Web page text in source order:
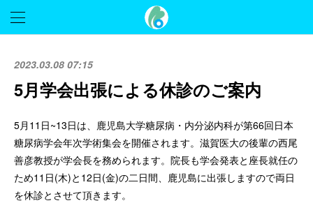
2023.03.08 07:15
5月学会出張による休診のご案内
5月11日~13日は、鹿児島大学糖尿病・内分泌内科が第66回日本
糖尿病学会年次学術集会を開催されます。滋賀医大の後輩の西尾
善彦教授が学会長を務められます。院長も学会発表と座長就任の
ため11日(木)と12日(金)の二日間、鹿児島に出張しますので両日
を休診とさせて頂きます。